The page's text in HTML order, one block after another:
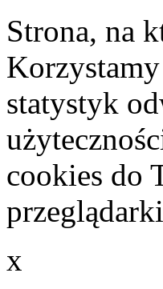
Strona, na
statystyk
cookies do
x